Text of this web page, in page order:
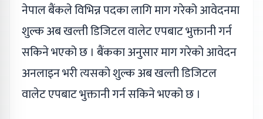
नेपाल बैंकले विभिन्न पदका लागि माग गरेको आवेदनमा
शुल्क अब खल्ती डिजिटल वालेट एपबाट भुक्तानी गर्न
सकिने भएको छ । बैंकका अनुसार माग गरेको आवेदन
अनलाइन भरी त्यसको शुल्क अब खल्ती डिजिटल
वालेट एपबाट भुक्तानी गर्न सकिने भएको छ ।